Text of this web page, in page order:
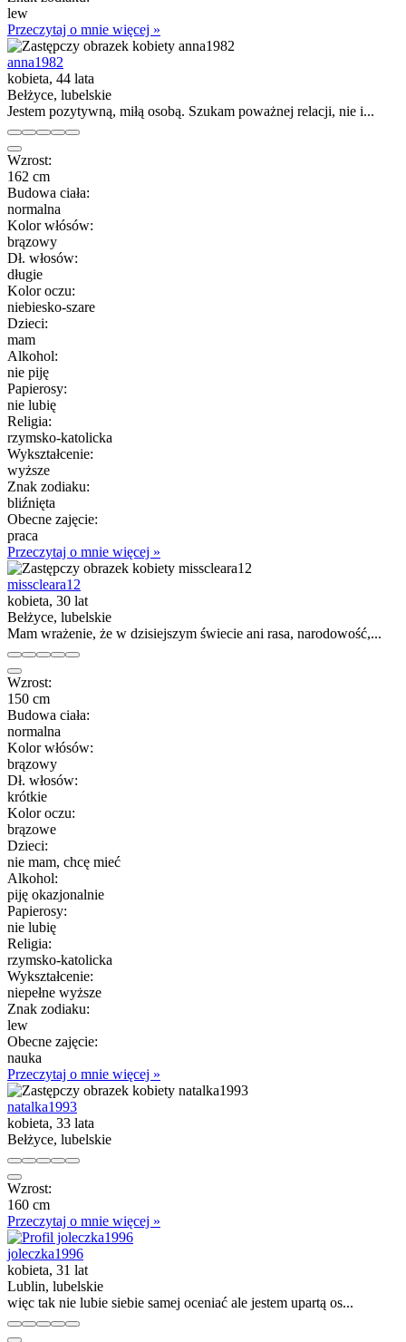
lew
Przeczytaj o mnie więcej »
anna1982
kobieta, 44 lata
Bełżyce, lubelskie
Jestem pozytywną, miłą osobą. Szukam poważnej relacji, nie i...
Wzrost:
162 cm
Budowa ciała:
normalna
Kolor włósów:
brązowy
Dł. włosów:
długie
Kolor oczu:
niebiesko-szare
Dzieci:
mam
Alkohol:
nie piję
Papierosy:
nie lubię
Religia:
rzymsko-katolicka
Wykształcenie:
wyższe
Znak zodiaku:
bliźnięta
Obecne zajęcie:
praca
Przeczytaj o mnie więcej »
misscleara12
kobieta, 30 lat
Bełżyce, lubelskie
Mam wrażenie, że w dzisiejszym świecie ani rasa, narodowość,...
Wzrost:
150 cm
Budowa ciała:
normalna
Kolor włósów:
brązowy
Dł. włosów:
krótkie
Kolor oczu:
brązowe
Dzieci:
nie mam, chcę mieć
Alkohol:
piję okazjonalnie
Papierosy:
nie lubię
Religia:
rzymsko-katolicka
Wykształcenie:
niepełne wyższe
Znak zodiaku:
lew
Obecne zajęcie:
nauka
Przeczytaj o mnie więcej »
natalka1993
kobieta, 33 lata
Bełżyce, lubelskie
Wzrost:
160 cm
Przeczytaj o mnie więcej »
joleczka1996
kobieta, 31 lat
Lublin, lubelskie
więc tak nie lubie siebie samej oceniać ale jestem upartą os...